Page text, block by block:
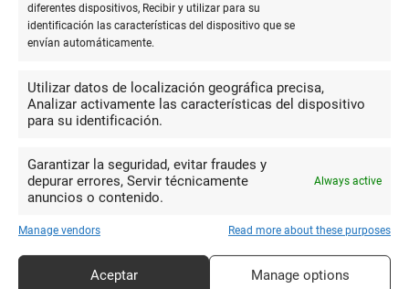
diferentes dispositivos, Recibir y utilizar para su
identificación las características del dispositivo que se
envían automáticamente.
Utilizar datos de localización geográfica precisa,
Analizar activamente las características del dispositivo
para su identificación.
Garantizar la seguridad, evitar fraudes y
depurar errores, Servir técnicamente
anuncios o contenido.
Always active
Manage vendors Read more about these purposes
Aceptar Manage options
Papel Reciclado para Escritura Sostenible